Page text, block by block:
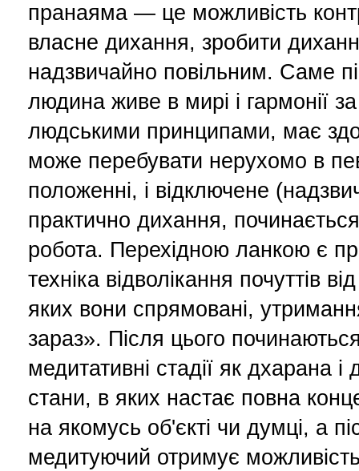
пранаяма — це можливість
власне дихання, зробити
надзвичайно повільним. Саме
людина живе в мирі і гармонії
людськими принципами, має
може перебувати нерухомо в
положенні, і відключене
практично дихання,
робота. Перехідною ланкою є
техніка відволікання почуттів
яких вони спрямовані,
зараз». Після цього
медитативні стадії як дхарана
стани, в яких настає повна
на якомусь об'єкті чи думці, а
медитуючий отримує